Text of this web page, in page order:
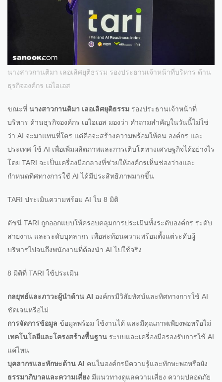
นางสาวกานติมา เลอเลิศยุติธรรม รองประธานเจ้าหน้าที่บริหาร ด้าน
ธุรกิจองค์กร เอไอเอส
ขณะที่ นางสาวกานติมา เลอเลิศยุติธรรม รองประธานเจ้าหน้าที่
บริหาร ด้านธุรกิจองค์กร เอไอเอส มองว่า คำถามสำคัญในวันนี้ไม่ใช่
ว่า AI จะมาแทนที่ใคร แต่คือจะสร้างความพร้อมให้คน องค์กร และ
ประเทศ ใช้ AI เพื่อเพิ่มผลิตภาพและการเติบโตทางเศรษฐกิจได้อย่างไร
โดย TARI จะเป็นเครื่องมือกลางที่ช่วยให้องค์กรเห็นช่องว่างและ
กำหนดทิศทางการใช้ AI ได้มีประสิทธิภาพมากขึ้น
TARI ประเมินความพร้อม AI ใน 8 มิติ
ดัชนี TARI ถูกออกแบบให้ครอบคลุมการประเมินทั้งระดับองค์กร ระดับ
สายงาน และระดับบุคลากร เพื่อสะท้อนความพร้อมตั้งแต่ระดับผู้
บริหารไปจนถึงพนักงานที่ต้องนำ AI ไปใช้จริง
8 มิติที่ TARI ใช้ประเมิน
กลยุทธ์และภาวะผู้นำด้าน AI องค์กรมีวิสัยทัศน์และทิศทางการใช้ AI
ชัดเจนหรือไม่
การจัดการข้อมูล ข้อมูลพร้อม ใช้งานได้ และมีคุณภาพเพียงพอหรือไม่
เทคโนโลยีและโครงสร้างพื้นฐาน ระบบและเครื่องมือรองรับการใช้ AI
แค่ไหน
บุคลากรและทักษะด้าน AI คนในองค์กรมีความรู้และทักษะพอหรือยัง
ธรรมาภิบาลและความเสี่ยง มีแนวทางดูแลความเสี่ยง ความปลอดภัย